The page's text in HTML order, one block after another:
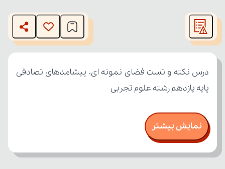
modal
window.
The media could not be loaded, either because the server
or network failed or because the format is not supported.
پایه یازدهم رشته علوم تجربی
نمایش بیشتر